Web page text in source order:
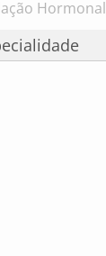
Hormonal